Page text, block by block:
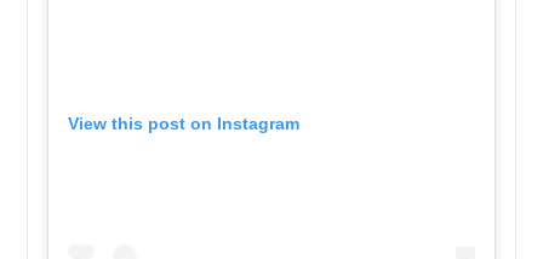
View this post on Instagram